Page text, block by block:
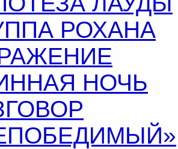
РОХАНА
НОЧЬ